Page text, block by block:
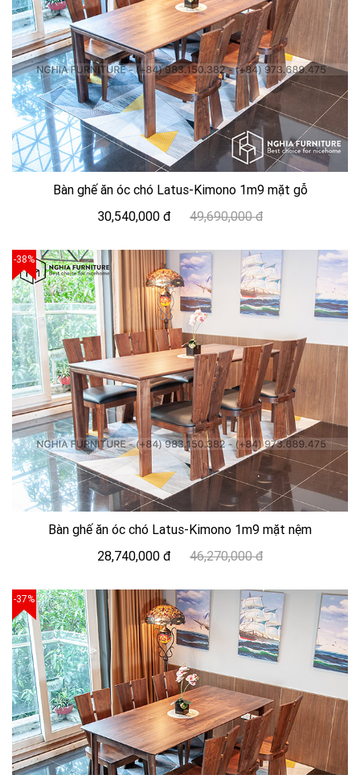
Bàn ghế ăn óc chó Latus-Kimono 1m9 mặt gỗ
30,540,000 đ
49,690,000 đ
-38%
Bàn ghế ăn óc chó Latus-Kimono 1m9 mặt nệm
28,740,000 đ
46,270,000 đ
-37%